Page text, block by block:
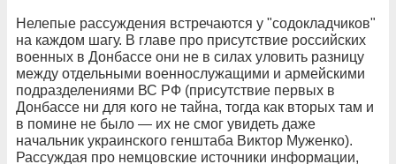
Нелепые рассуждения встречаются у "содокладчиков"
на каждом шагу. В главе про присутствие российских
военных в Донбассе они не в силах уловить разницу
между отдельными военнослужащими и армейскими
подразделениями ВС РФ (присутствие первых в
Донбассе ни для кого не тайна, тогда как вторых там и
в помине не было — их не смог увидеть даже
начальник украинского генштаба Виктор Муженко).
Рассуждая про немцовские источники информации,